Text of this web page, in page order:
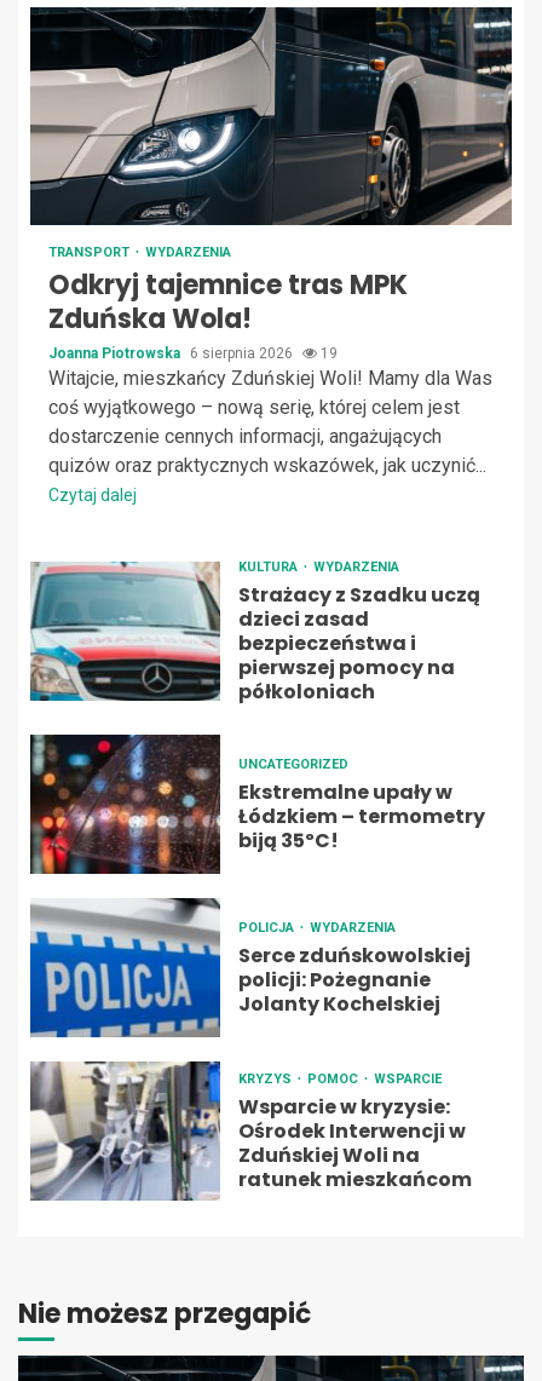
TRANSPORT WYDARZENIA
Odkryj tajemnice tras MPK
Zduńska Wola!
Joanna Piotrowska 6 sierpnia 2026 19
Witajcie, mieszkańcy Zduńskiej Woli! Mamy dla Was
coś wyjątkowego – nową serię, której celem jest
dostarczenie cennych informacji, angażujących
quizów oraz praktycznych wskazówek, jak uczynić...
Czytaj dalej
KULTURA WYDARZENIA
Strażacy z Szadku uczą
dzieci zasad
bezpieczeństwa i
pierwszej pomocy na
półkoloniach
UNCATEGORIZED
Ekstremalne upały w
Łódzkiem – termometry
biją 35ºC!
POLICJA WYDARZENIA
Serce zduńskowolskiej
policji: Pożegnanie
Jolanty Kochelskiej
KRYZYS POMOC WSPARCIE
Wsparcie w kryzysie:
Ośrodek Interwencji w
Zduńskiej Woli na
ratunek mieszkańcom
Nie możesz przegapić